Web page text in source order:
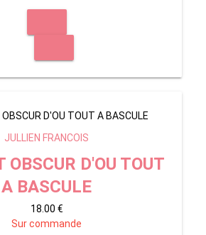
JULLIEN FRANCOIS
OBSCUR D'OU TOUT
A BASCULE
18.00 €
Sur commande